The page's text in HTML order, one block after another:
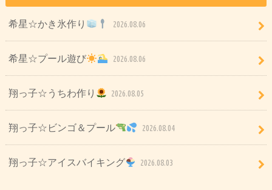
希星☆かき氷作り 2026.08.06
希星☆プール遊び 2026.08.06
翔っ子☆うちわ作り 2026.08.05
翔っ子☆ビンゴ＆プール 2026.08.04
翔っ子☆アイスバイキング 2026.08.03